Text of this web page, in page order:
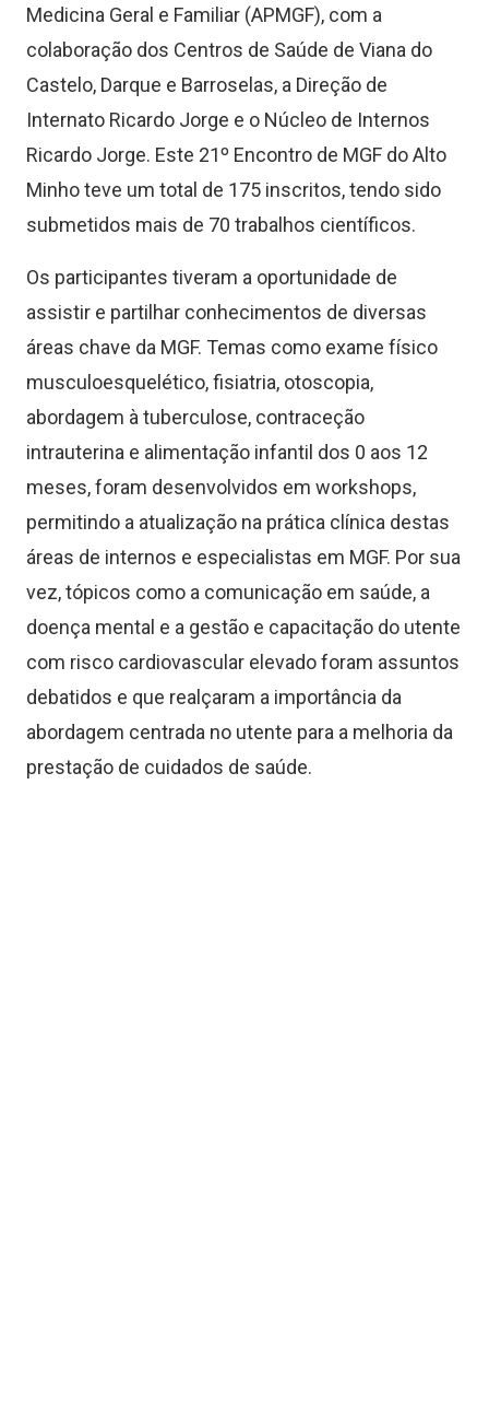
Medicina Geral e Familiar (APMGF), com a
colaboração dos Centros de Saúde de Viana do
Castelo, Darque e Barroselas, a Direção de
Internato Ricardo Jorge e o Núcleo de Internos
Ricardo Jorge. Este 21º Encontro de MGF do Alto
Minho teve um total de 175 inscritos, tendo sido
submetidos mais de 70 trabalhos científicos.
Os participantes tiveram a oportunidade de
assistir e partilhar conhecimentos de diversas
áreas chave da MGF. Temas como exame físico
musculoesquelético, fisiatria, otoscopia,
abordagem à tuberculose, contraceção
intrauterina e alimentação infantil dos 0 aos 12
meses, foram desenvolvidos em workshops,
permitindo a atualização na prática clínica destas
áreas de internos e especialistas em MGF. Por sua
vez, tópicos como a comunicação em saúde, a
doença mental e a gestão e capacitação do utente
com risco cardiovascular elevado foram assuntos
debatidos e que realçaram a importância da
abordagem centrada no utente para a melhoria da
prestação de cuidados de saúde.